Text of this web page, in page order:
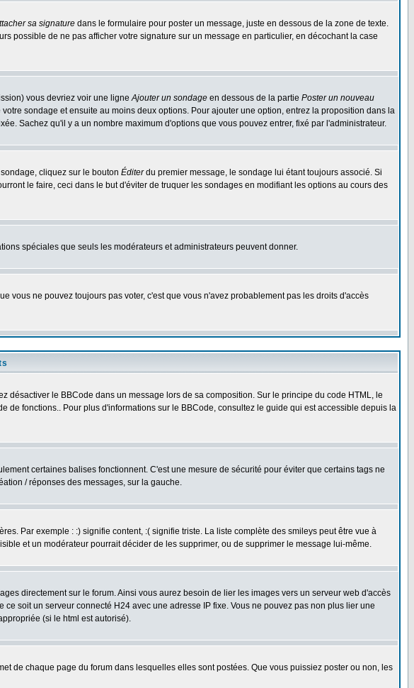
sa signature dans le formulaire pour poster un message, juste en dessous de la zone de texte.
possible de ne pas afficher votre signature sur un message en particulier, en décochant la case
vous devriez voir une ligneAjouter un sondage en dessous de la partie Poster un nouveau
sondage et ensuite au moins deux options. Pour ajouter une option, entrez la proposition dans la
Sachez qu'il y a un nombre maximum d'options que vous pouvez entrer, fixé par l'administrateur.
cliquez sur le bouton Éditerdu premier message, le sondage lui étant toujours associé. Si
le faire, ceci dans le but d'éviter de truquer les sondages en modifiant les options au cours des
spéciales que seuls les modérateurs et administrateurs peuvent donner.
vous ne pouvez toujours pas voter, c'est que vous n'avez probablement pas les droits d'accès
désactiver le BBCode dans un message lors de sa composition. Sur le principe du code HTML, le
de fonctions.. Pour plus d'informations sur le BBCode, consultez le guide qui est accessible depuis la
certaines balises fonctionnent. C'est une mesure de sécurité pour éviter que certains tags ne
/ réponses des messages, sur la gauche.
Par exemple : :) signifie content, :( signifie triste. La liste complète des smileys peut être vue à
et un modérateur pourrait décider de les supprimer, ou de supprimer le message lui-même.
directement sur le forum. Ainsi vous aurez besoin de lier les images vers un serveur web d'accès
soit un serveur connecté H24 avec une adresse IP fixe. Vous ne pouvez pas non plus lier une
(si le html est autorisé).
de chaque page du forum dans lesquelles elles sont postées. Que vous puissiez poster ou non, les